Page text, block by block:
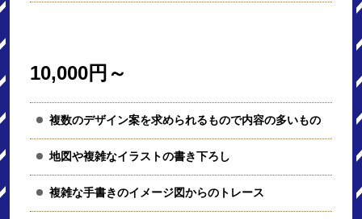
10,000円～
複数のデザイン案を求められるもので内容の多いもの
地図や複雑なイラストの書き下ろし
複雑な手書きのイメージ図からのトレース